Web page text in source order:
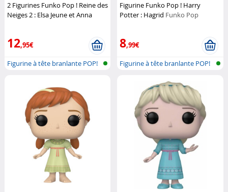
2 Figurines Funko Pop ! Reine des
Neiges 2 : Elsa Jeune et Anna
12,95€
Figurine à tête branlante POP!
Figurine Funko Pop ! Harry
Potter : Hagrid Funko Pop
8,99€
Figurine à tête branlante POP!